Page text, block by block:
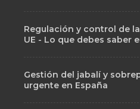
Regulación y control de
UE - Lo que debes saber
Gestión del jabalí y
urgente en España